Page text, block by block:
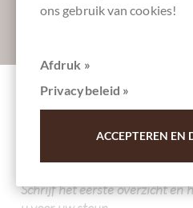
Andere klanten
Milchschokolade
Schrijf het eerste overzicht en
ons gebruik van cookies!
Afdruk »
Privacybeleid »
ACCEPTEREN EN